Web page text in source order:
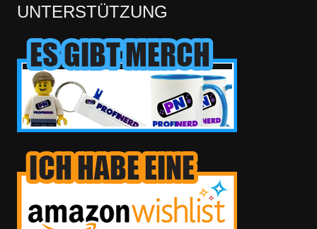
UNTERSTÜTZUNG